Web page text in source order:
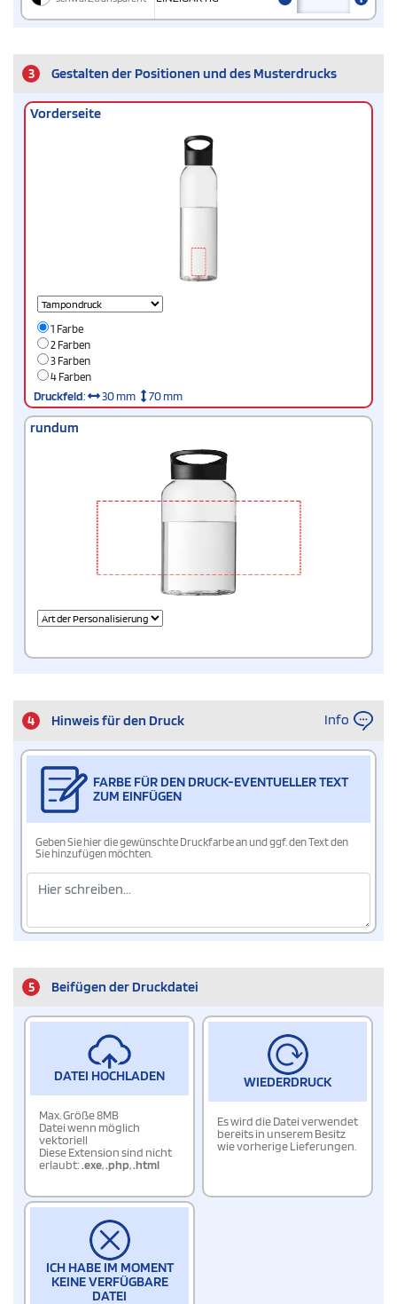
3 Gestalten der Positionen und des Musterdrucks
Vorderseite
1 Farbe
2 Farben
3 Farben
4 Farben
Druckfeld: 30 mm 70 mm
rundum
4 Hinweis für den Druck Info
FARBE FÜR DEN DRUCK-EVENTUELLER TEXT
ZUM EINFÜGEN
Geben Sie hier die gewünschte Druckfarbe an und ggf. den Text den
Sie hinzufügen möchten.
5 Beifügen der Druckdatei
DATEI HOCHLADEN
Max. Größe 8MB
Datei wenn möglich
vektoriell
Diese Extension sind nicht
erlaubt:.exe,.php,.html
WIEDERDRUCK
Es wird die Datei verwendet
bereits in unserem Besitz
wie vorherige Lieferungen.
ICH HABE IM MOMENT
KEINE VERFÜGBARE
DATEI